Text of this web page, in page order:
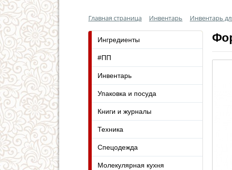
Главная страница Инвентарь Инвентарь
Ингредиенты
#ПП
Инвентарь
Упаковка и посуда
Книги и журналы
Техника
Спецодежда
Молекулярная кухня